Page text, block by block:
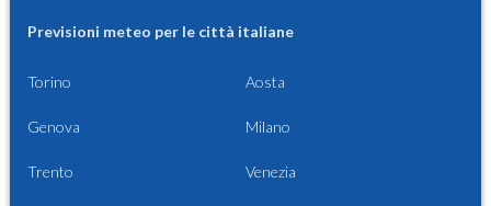
Previsioni meteo per le città italiane
Torino Aosta
Genova Milano
Trento Venezia